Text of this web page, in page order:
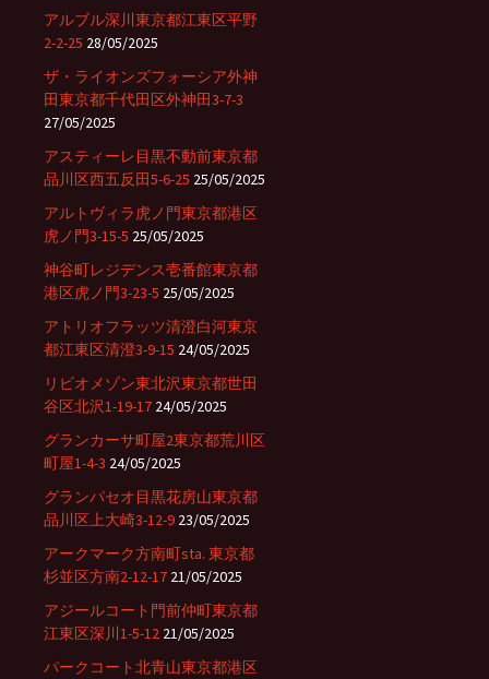
アルブル深川東京都江東区平野
2-2-25 28/05/2025
ザ・ライオンズフォーシア外神
田東京都千代田区外神田3-7-3
27/05/2025
アスティーレ目黒不動前東京都
品川区西五反田5-6-25 25/05/2025
アルトヴィラ虎ノ門東京都港区
虎ノ門3-15-5 25/05/2025
神谷町レジデンス壱番館東京都
港区虎ノ門3-23-5 25/05/2025
アトリオフラッツ清澄白河東京
都江東区清澄3-9-15 24/05/2025
リビオメゾン東北沢東京都世田
谷区北沢1-19-17 24/05/2025
グランカーサ町屋2東京都荒川区
町屋1-4-3 24/05/2025
グランパセオ目黒花房山東京都
品川区上大崎3-12-9 23/05/2025
アークマーク方南町sta. 東京都
杉並区方南2-12-17 21/05/2025
アジールコート門前仲町東京都
江東区深川1-5-12 21/05/2025
パークコート北青山東京都港区